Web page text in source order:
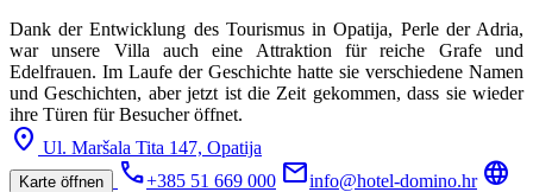
Dank der Entwicklung des Tourismus in Opatija, Perle der Adria,
war unsere Villa auch eine Attraktion für reiche Grafe und
Edelfrauen. Im Laufe der Geschichte hatte sie verschiedene Namen
und Geschichten, aber jetzt ist die Zeit gekommen, dass sie wieder
ihre Türen für Besucher ӧffnet.
location_on Ul. Maršala Tita 147, Opatija
Karte öffnen call+385 51 669 000 mailinfo@hotel-domino.hr language